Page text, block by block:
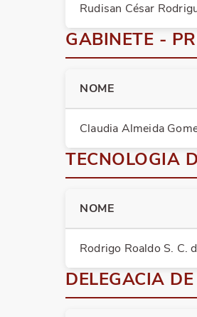
Rudisan César
GABINETE -
NOME
Claudia Almeida
TECNOLOGIA
NOME
Rodrigo Roaldo S. C.
DELEGACIA